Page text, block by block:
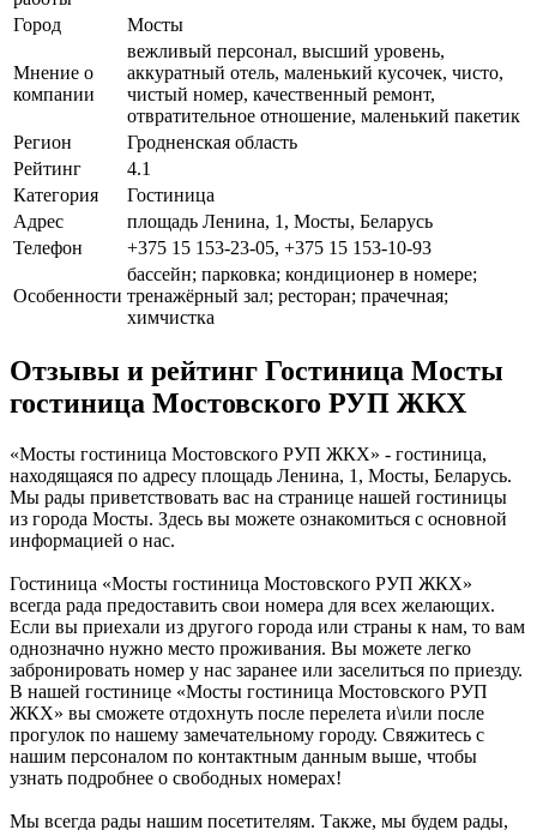
Город
Мосты
Мнение о
компании
вежливый персонал, высший уровень,
аккуратный отель, маленький кусочек, чисто,
чистый номер, качественный ремонт,
отвратительное отношение, маленький пакетик
Регион
Гродненская область
Рейтинг
4.1
Категория
Гостиница
Адрес
площадь Ленина, 1, Мосты, Беларусь
Телефон
+375 15 153-23-05, +375 15 153-10-93
Особенности
бассейн; парковка; кондиционер в номере;
тренажёрный зал; ресторан; прачечная;
химчистка
Отзывы и рейтинг Гостиница Мосты
гостиница Мостовского РУП ЖКХ
«Мосты гостиница Мостовского РУП ЖКХ» - гостиница,
находящаяся по адресу площадь Ленина, 1, Мосты, Беларусь.
Мы рады приветствовать вас на странице нашей гостиницы
из города Мосты. Здесь вы можете ознакомиться с основной
информацией о нас.
Гостиница «Мосты гостиница Мостовского РУП ЖКХ»
всегда рада предоставить свои номера для всех желающих.
Если вы приехали из другого города или страны к нам, то вам
однозначно нужно место проживания. Вы можете легко
забронировать номер у нас заранее или заселиться по приезду.
В нашей гостинице «Мосты гостиница Мостовского РУП
ЖКХ» вы сможете отдохнуть после перелета и\или после
прогулок по нашему замечательному городу. Свяжитесь с
нашим персоналом по контактным данным выше, чтобы
узнать подробнее о свободных номерах!
Мы всегда рады нашим посетителям. Также, мы будем рады,